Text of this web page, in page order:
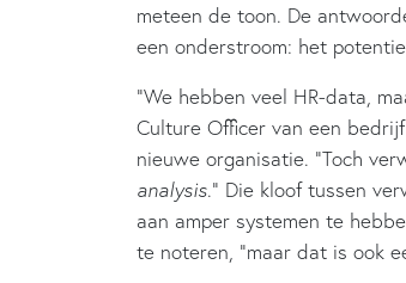
meteen de toon. De
een onderstroom: het
“We hebben veel HR-data,
Culture Officer van een
nieuwe organisatie. “Toch
analysis.” Die kloof tussen
aan amper systemen te
te noteren, “maar dat is ook